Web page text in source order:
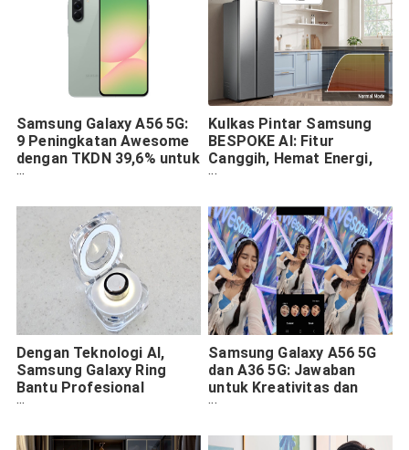
Samsung Galaxy A56 5G:
9 Peningkatan Awesome
dengan TKDN 39,6% untuk
Performa Maksimal dan
Kulkas Pintar Samsung
BESPOKE AI: Fitur
Canggih, Hemat Energi,
dan Desain Elegan
Dengan Teknologi AI,
Samsung Galaxy Ring
Bantu Profesional
Menyeimbangkan
Beraktifitas
Samsung Galaxy A56 5G
dan A36 5G: Jawaban
untuk Kreativitas dan
Gaming Tanpa Batas